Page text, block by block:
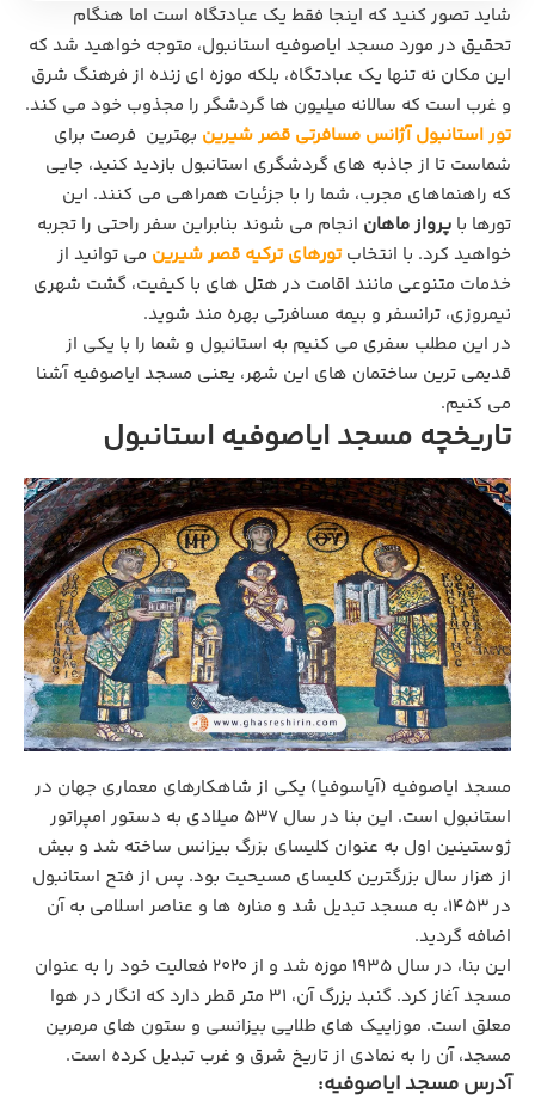
شاید تصور کنید که اینجا فقط یک عبادتگاه است اما هنگام
تحقیق در مورد مسجد ایاصوفیه استانبول، متوجه خواهید شد که
این مکان نه تنها یک عبادتگاه، بلکه موزه‌ ای زنده از فرهنگ شرق
و غرب است که سالانه میلیون‌ ها گردشگر را مجذوب خود می‌ کند.
تور استانبول آژانس مسافرتی قصر شیرین بهترین فرصت برای
شماست تا از جاذبه های گردشگری استانبول بازدید کنید، جایی
که راهنماهای مجرب، شما را با جزئیات همراهی می‌ کنند. این
تورها با پرواز ماهان انجام می شوند بنابراین سفر راحتی را تجربه
خواهید کرد. با انتخابتورهای ترکیه قصر شیرین می توانید از
خدمات متنوعی مانند اقامت در هتل های با کیفیت، گشت شهری
نیمروزی، ترانسفر و بیمه مسافرتی بهره مند شوید.
در این مطلب سفری می کنیم به استانبول و شما را با یکی از
قدیمی ترین ساختمان های این شهر، یعنی مسجد ایاصوفیه آشنا
می کنیم.
تاریخچه مسجد ایاصوفیه استانبول
مسجد ایاصوفیه (آیاسوفیا) یکی از شاهکارهای معماری جهان در
استانبول است. این بنا در سال ۵۳۷ میلادی به دستور امپراتور
ژوستینین اول به عنوان کلیسای بزرگ بیزانس ساخته شد و بیش
از هزار سال بزرگترین کلیسای مسیحیت بود. پس از فتح استانبول
در ۱۴۵۳، به مسجد تبدیل شد و مناره‌ ها و عناصر اسلامی به آن
اضافه گردید.
این بنا، در سال ۱۹۳۵ موزه شد و از ۲۰۲۰ فعالیت خود را به عنوان
مسجد آغاز کرد. گنبد بزرگ آن، ۳۱ متر قطر دارد که انگار در هوا
معلق است. موزاییک‌ های طلایی بیزانسی و ستون‌ های مرمرین
مسجد، آن را به نمادی از تاریخ شرق و غرب تبدیل کرده است.
آدرس مسجد ایاصوفیه: